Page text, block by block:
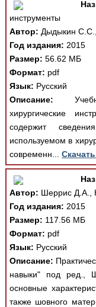
инструменты
Автор: Дыдыкин
Год издания: 2015
Размер: 56.62 МБ
Формат: pdf
Язык: Русский
Описание:
хирургические
содержит
используемом в
современн...
Автор: Шеррис Д.А.,
Год издания: 2015
Размер: 117.56 МБ
Формат: pdf
Язык: Русский
Описание:
навыки" под ред.,
основные
также шовного